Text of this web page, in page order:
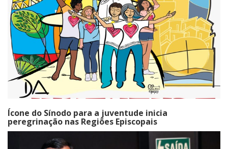
Ícone do Sínodo para a juventude inicia
peregrinação nas Regiões Episcopais